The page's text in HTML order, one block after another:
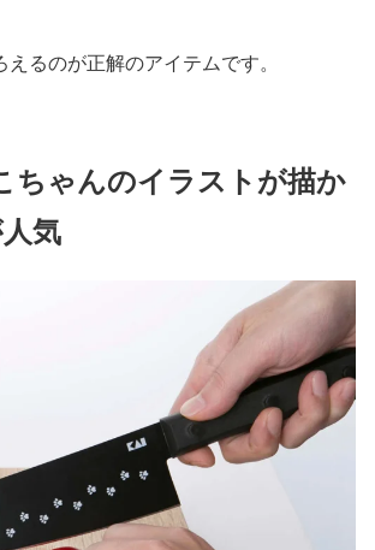
るのが正解のアイテムです。
ちゃんのイラストが描か
気